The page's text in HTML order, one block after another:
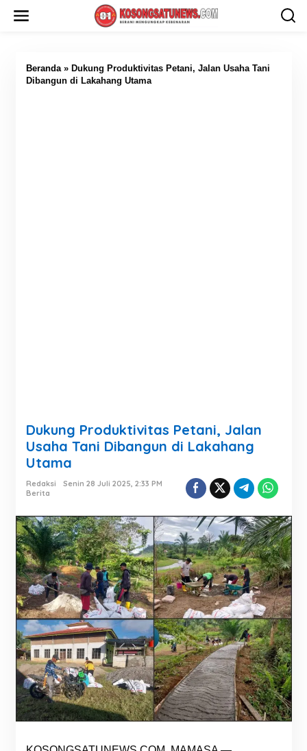
Beranda» Dukung Produktivitas Petani, Jalan Usaha Tani
Dibangun di Lakahang Utama
Dukung Produktivitas Petani, Jalan
Usaha Tani Dibangun di Lakahang
Utama
Redaksi
Senin 28 Juli 2025, 2:33 PM
Berita